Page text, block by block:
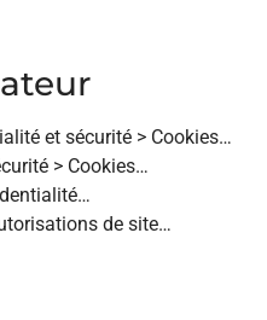
et sécurité > Cookies…
> Cookies…
de site…